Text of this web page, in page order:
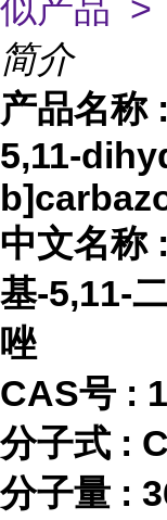
似产品 >
简介
产品名称 :
5,11-
中文名称 :
基-5,11-
唑
CAS号 :
分子式 :
分子量 :